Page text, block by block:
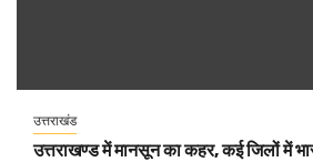
उत्तराखंड
उत्तराखण्ड में मानसून का कहर, कई जिलों में